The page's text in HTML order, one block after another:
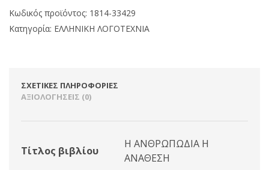
Κωδικός προϊόντος: 1814-33429
Κατηγορία: ΕΛΛΗΝΙΚΗ ΛΟΓΟΤΕΧΝΙΑ
ΣΧΕΤΙΚΈΣ ΠΛΗΡΟΦΟΡΊΕΣ
ΑΞΙΟΛΟΓΉΣΕΙΣ (0)
Τίτλος βιβλίου
Η ΑΝΘΡΩΠΩΔΙΑ Η
ΑΝΑΘΕΣΗ